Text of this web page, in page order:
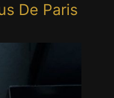
De Paris